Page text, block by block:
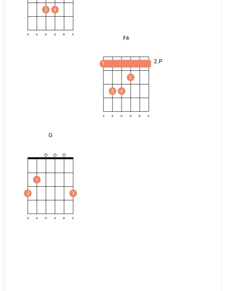
3 4
E A D G B E F#
2.P
1
3 4
2
E A D G B E
G
2
1
3
E A D G B E